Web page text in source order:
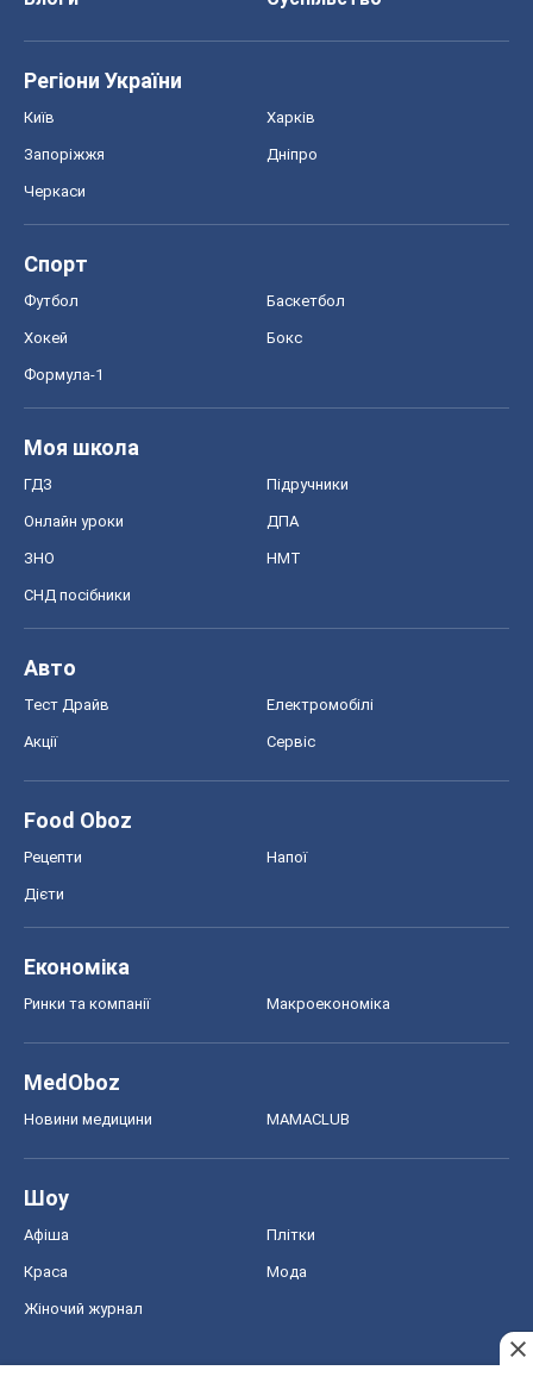
Регіони України
Київ Харків
Запоріжжя Дніпро
Черкаси
Спорт
Футбол Баскетбол
Хокей Бокс
Формула-1
Моя школа
ГДЗ Підручники
Онлайн уроки ДПА
ЗНО НМТ
СНД посібники
Авто
Тест Драйв Електромобілі
Акції Сервіс
Food Oboz
Рецепти Напої
Дієти
Економіка
Ринки та компанії Макроекономіка
MedOboz
Новини медицини MAMACLUB
Шоу
Афіша Плітки
Краса Мода
Жіночий журнал